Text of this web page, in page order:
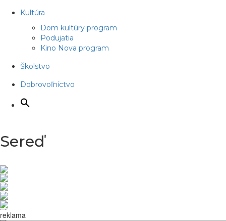
Kultúra
Dom kultúry program
Podujatia
Kino Nova program
Školstvo
Dobrovoľníctvo
Sereď
reklama